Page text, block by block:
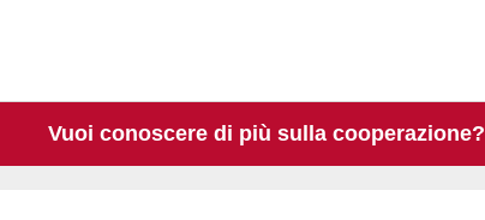
Vuoi conoscere di più sulla cooperazione?